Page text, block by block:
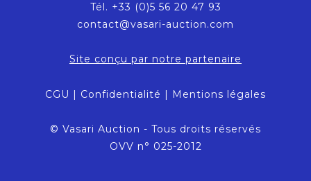
Tél. +33 (0)5 56 20 47 93
contact@vasari-auction.com
Site conçu par notre partenaire
CGU | Confidentialité | Mentions légales
© Vasari Auction - Tous droits réservés
OVV n° 025-2012